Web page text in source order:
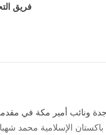
فريق
ونائب أمير مكة في
الإسلامية محمد